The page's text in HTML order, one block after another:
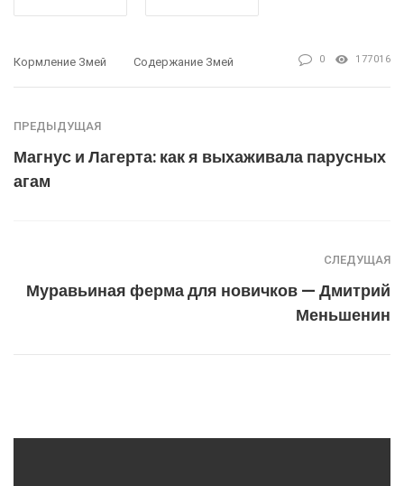
Кормление Змей Содержание Змей 0 177016
ПРЕДЫДУЩАЯ
Магнус и Лагерта: как я выхаживала парусных
агам
СЛЕДУЩАЯ
Муравьиная ферма для новичков — Дмитрий
Меньшенин